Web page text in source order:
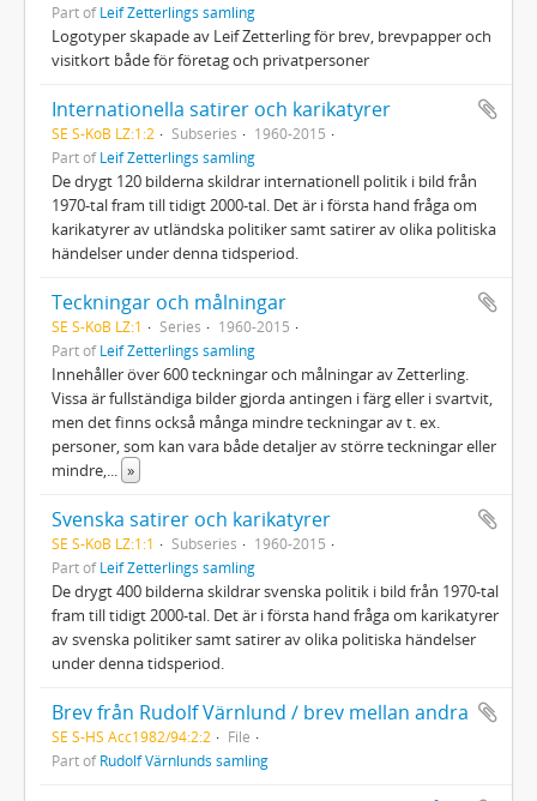
Part ofLeif Zetterlings samling
Logotyper skapade av Leif Zetterling för brev, brevpapper och
visitkort både för företag och privatpersoner
Internationella satirer och karikatyrer
SE S-KoB LZ:1:2 Subseries
1960-2015
Part ofLeif Zetterlings samling
De drygt 120 bilderna skildrar internationell politik i bild från
1970-tal fram till tidigt 2000-tal. Det är i första hand fråga om
karikatyrer av utländska politiker samt satirer av olika politiska
händelser under denna tidsperiod.
Teckningar och målningar
SE S-KoB LZ:1 Series
1960-2015
Part ofLeif Zetterlings samling
Innehåller över 600 teckningar och målningar av Zetterling.
Vissa är fullständiga bilder gjorda antingen i färg eller i svartvit,
men det finns också många mindre teckningar av t. ex.
personer, som kan vara både detaljer av större teckningar eller
mindre,
»
Svenska satirer och karikatyrer
SE S-KoB LZ:1:1 Subseries
1960-2015
Part ofLeif Zetterlings samling
De drygt 400 bilderna skildrar svenska politik i bild från 1970-tal
fram till tidigt 2000-tal. Det är i första hand fråga om karikatyrer
av svenska politiker samt satirer av olika politiska händelser
under denna tidsperiod.
Brev från Rudolf Värnlund / brev mellan andra
SE S-HS Acc1982/94:2:2
File
Part ofRudolf Värnlunds samling